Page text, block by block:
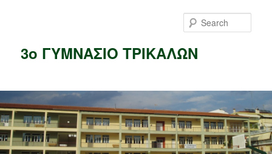
3ο ΓΥΜΝΑΣΙΟ ΤΡΙΚΑΛΩΝ